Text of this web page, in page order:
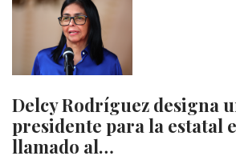
Delcy Rodríguez designa
presidente para la estatal
llamado al…